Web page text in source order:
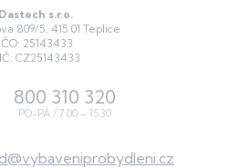
Dastech s.r.o.
809/5, 415 01 Teplice
IČO: 25143433
CZ25143433
@vybaveniprobydleni.cz
800 310 320